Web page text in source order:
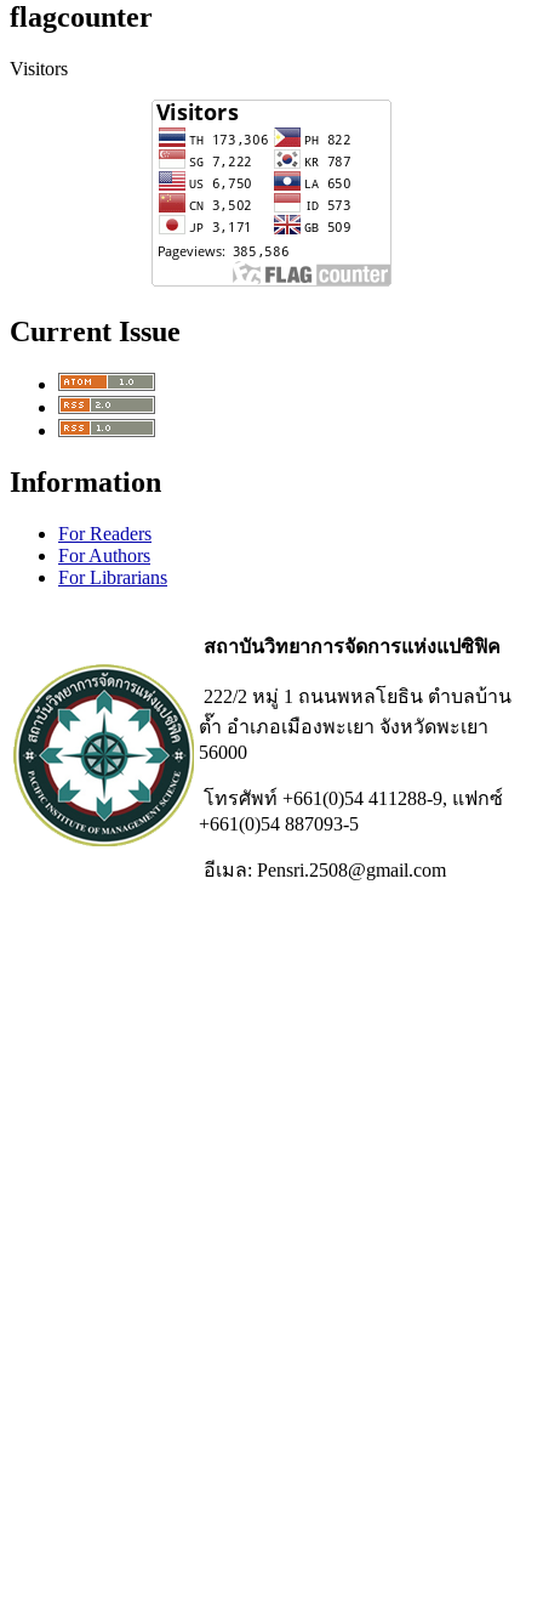
flagcounter
Visitors
Current Issue
Information
For Readers
For Authors
For Librarians
สถาบันวิทยาการจัดการแห่งแปซิฟิค
222/2 หมู่ 1 ถนนพหลโยธิน ตำบลบ้าน
ต๊ำ อำเภอเมืองพะเยา จังหวัดพะเยา
56000
โทรศัพท์ +661(0)54 411288-9, แฟกซ์
+661(0)54 887093-5
อีเมล: Pensri.2508@gmail.com